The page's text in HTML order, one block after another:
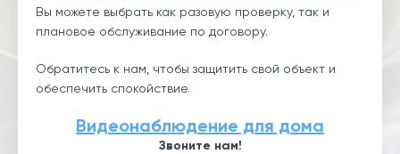
Вы можете выбрать как разовую проверку, так и
плановое обслуживание по договору.
Обратитесь к нам, чтобы защитить свой объект и
обеспечить спокойствие.
Видеонаблюдение для дома
Звоните нам!